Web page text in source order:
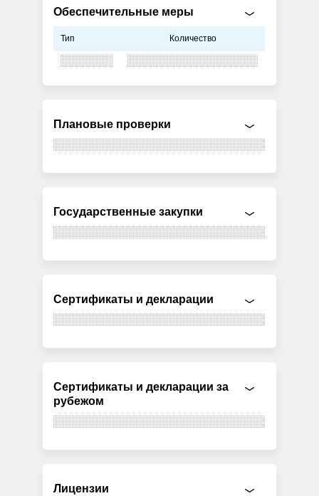
Обеспечительные меры
Тип Количество
Плановые проверки
Государственные закупки
Сертификаты и декларации
Сертификаты и декларации за
рубежом
Лицензии